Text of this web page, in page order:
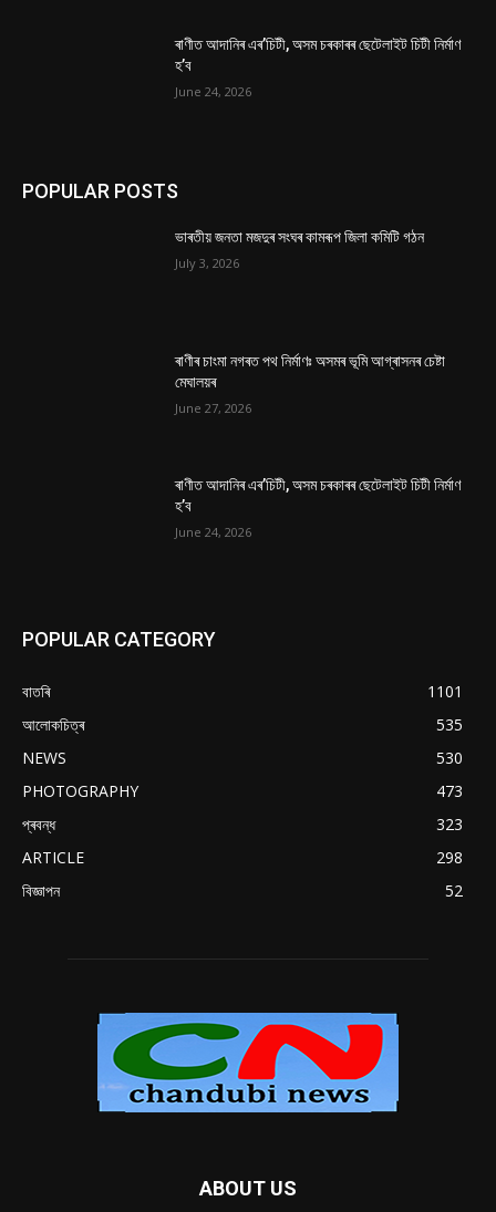
ৰাণীত আদানিৰ এৰ’চিটী, অসম চৰকাৰৰ ছেটেলাইট চিটী নিৰ্মাণ
হ’ব
June 24, 2026
POPULAR POSTS
ভাৰতীয় জনতা মজদুৰ সংঘৰ কামৰূপ জিলা কমিটি গঠন
July 3, 2026
ৰাণীৰ চাংমা নগৰত পথ নিৰ্মাণঃ অসমৰ ভূমি আগ্ৰাসনৰ চেষ্টা
মেঘালয়ৰ
June 27, 2026
ৰাণীত আদানিৰ এৰ’চিটী, অসম চৰকাৰৰ ছেটেলাইট চিটী নিৰ্মাণ
হ’ব
June 24, 2026
POPULAR CATEGORY
বাতৰি
1101
আলোকচিত্ৰ
535
NEWS
530
PHOTOGRAPHY
473
প্ৰবন্ধ
323
ARTICLE
298
বিজ্ঞাপন
52
ABOUT US